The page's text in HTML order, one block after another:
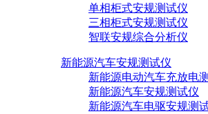
单相柜式安规测试仪
三相柜式安规测试仪
智联安规综合分析仪
新能源汽车安规测试仪
新能源电动汽车充放电
新能源汽车安规测试仪
新能源汽车电驱安规测